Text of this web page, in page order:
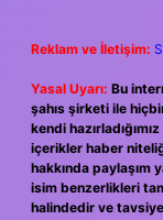
Reklam ve İletişim:
Yasal Uyarı: Bu
şahıs şirketi ile
kendi
içerikler haber
hakkında paylaşım
isim benzerlikleri
halindedir ve